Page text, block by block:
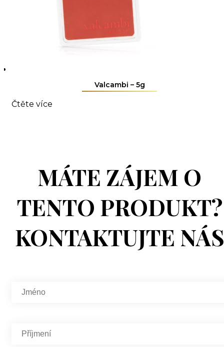
Valcambi – 5g
Čtěte více
MÁTE ZÁJEM O
TENTO PRODUKT?
KONTAKTUJTE NÁS